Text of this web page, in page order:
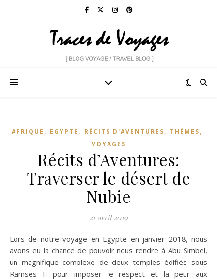
AFRIQUE , EGYPTE , RÉCITS D'AVENTURES, THÈMES,
VOYAGES
Récits d’Aventures:
Traverser le désert de
Nubie
21 avril 2019
Lors de notre voyage en Egypte en janvier 2018, nous
avons eu la chance de pouvoir nous rendre à Abu Simbel,
un magnifique complexe de deux temples édifiés sous
Ramses II pour imposer le respect et la peur aux